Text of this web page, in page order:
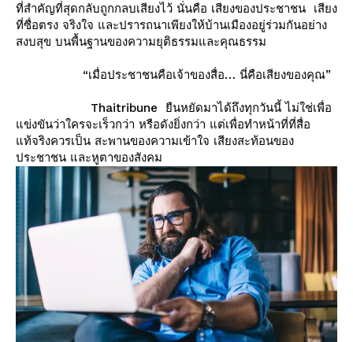
ที่สำคัญที่สุดกลับถูกกลบเสียงไว้ นั่นคือ เสียงของประชาชน เสียง
ที่ซื่อตรง จริงใจ และปรารถนาเพียงให้บ้านเมืองอยู่ร่วมกันอย่าง
สงบสุข บนพื้นฐานของความยุติธรรมและคุณธรรม
“เมื่อประชาชนคือเจ้าของสื่อ… นี่คือเสียงของคุณ”
Thaitribune ยืนหยัดมาได้ถึงทุกวันนี้ ไม่ใช่เพื่อ
แข่งขันว่าใครจะเร็วกว่า หรือดังยิ่งกว่า แต่เพื่อทำหน้าที่ที่สื่อ
แท้จริงควรเป็น สะพานของความเข้าใจ เสียงสะท้อนของ
ประชาชน และหูตาของสังคม